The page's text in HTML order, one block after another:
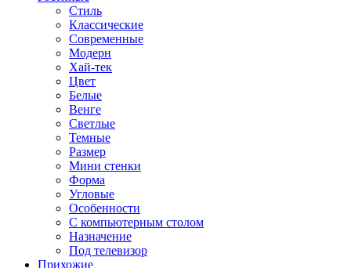
Стиль
Классические
Современные
Модерн
Хай-тек
Цвет
Белые
Венге
Светлые
Темные
Размер
Мини стенки
Форма
Угловые
Особенности
С компьютерным столом
Назначение
Под телевизор
Прихожие